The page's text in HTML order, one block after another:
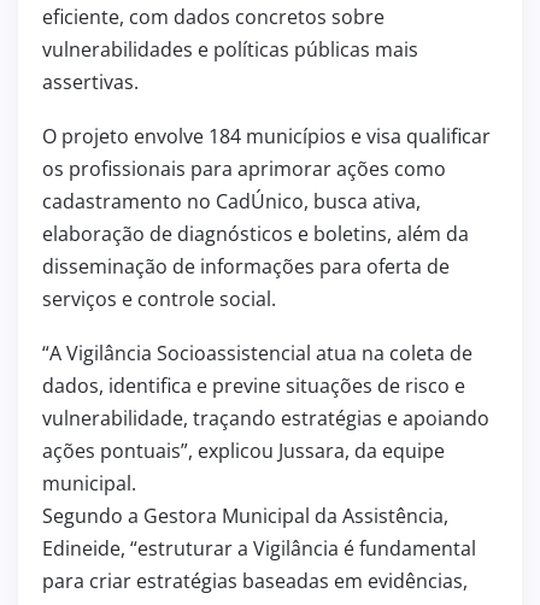
eficiente, com dados concretos sobre
vulnerabilidades e políticas públicas mais
assertivas.
O projeto envolve 184 municípios e visa qualificar
os profissionais para aprimorar ações como
cadastramento no CadÚnico, busca ativa,
elaboração de diagnósticos e boletins, além da
disseminação de informações para oferta de
serviços e controle social.
“A Vigilância Socioassistencial atua na coleta de
dados, identifica e previne situações de risco e
vulnerabilidade, traçando estratégias e apoiando
ações pontuais”, explicou Jussara, da equipe
municipal.
Segundo a Gestora Municipal da Assistência,
Edineide, “estruturar a Vigilância é fundamental
para criar estratégias baseadas em evidências,